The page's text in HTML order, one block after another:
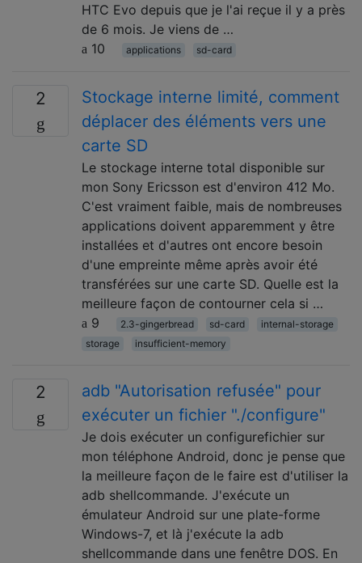
HTC Evo depuis que je l'ai reçue il y a près
de 6 mois. Je viens de …
10
applications sd-card
2
Stockage interne limité, comment
déplacer des éléments vers une
carte SD
Le stockage interne total disponible sur
mon Sony Ericsson est d'environ 412 Mo.
C'est vraiment faible, mais de nombreuses
applications doivent apparemment y être
installées et d'autres ont encore besoin
d'une empreinte même après avoir été
transférées sur une carte SD. Quelle est la
meilleure façon de contourner cela si …
9
2.3-gingerbread sd-card
internal-storage
storage
insufficient-memory
2
adb "Autorisation refusée" pour
exécuter un fichier "./configure"
Je dois exécuter un configurefichier sur
mon téléphone Android, donc je pense que
la meilleure façon de le faire est d'utiliser la
adb shellcommande. J'exécute un
émulateur Android sur une plate-forme
Windows-7, et là j'exécute la adb
shellcommande dans une fenêtre DOS. En